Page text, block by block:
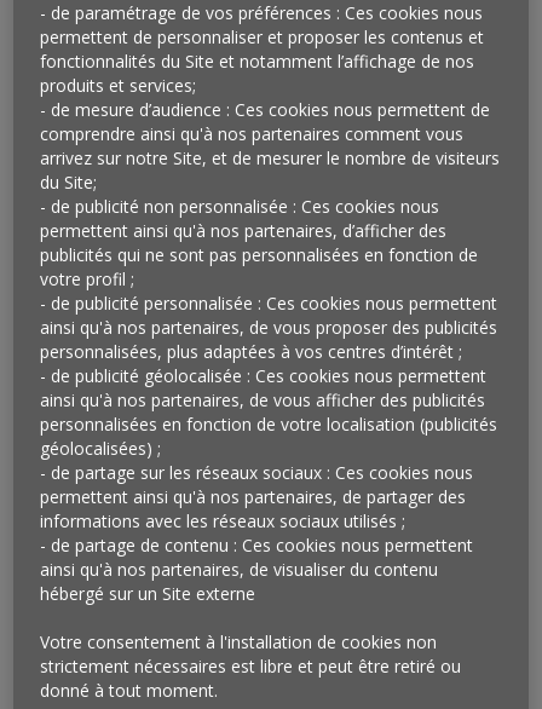
Vu aux Etats-Unis
Nouvelle petite marque de cosmétique qui fait le buzz,
Glossiers’est donné pour mission de démocratiser la
beauté par le partage des connaissances. La marque
(qui a levé des fonds au début d’année) est, en effet,
depuis son origine, associée au blog «Into The Gloss»
créé en 2010 et qui réunit chaque mois deux millions de
visiteurs uniques dont la moitié hors des Etats-Unis.
Chez Glossier, l’implication de la communauté est
permanente : en amont, via les commentaires laissés
pour identifier les attentes des clientes, puis lors de la
première formule des produits, testée auprès de la
communauté, jusqu’à la version finale, envoyée en
avant-première aux fans les plus actives et influentes
- de paramétrage de vos préférences : Ces cookies nous
permettent de personnaliser et proposer les contenus et
fonctionnalités du Site et notamment l’affichage de nos
produits et services;
- de mesure d’audience : Ces cookies nous permettent de
comprendre ainsi qu'à nos partenaires comment vous
arrivez sur notre Site, et de mesurer le nombre de visiteurs
du Site;
- de publicité non personnalisée : Ces cookies nous
permettent ainsi qu'à nos partenaires, d’afficher des
publicités qui ne sont pas personnalisées en fonction de
votre profil ;
- de publicité personnalisée : Ces cookies nous permettent
ainsi qu'à nos partenaires, de vous proposer des publicités
personnalisées, plus adaptées à vos centres d’intérêt ;
- de publicité géolocalisée : Ces cookies nous permettent
ainsi qu'à nos partenaires, de vous afficher des publicités
personnalisées en fonction de votre localisation (publicités
géolocalisées) ;
- de partage sur les réseaux sociaux : Ces cookies nous
permettent ainsi qu'à nos partenaires, de partager des
informations avec les réseaux sociaux utilisés ;
- de partage de contenu : Ces cookies nous permettent
ainsi qu'à nos partenaires, de visualiser du contenu
hébergé sur un Site externe
Votre consentement à l'installation de cookies non
strictement nécessaires est libre et peut être retiré ou
donné à tout moment.